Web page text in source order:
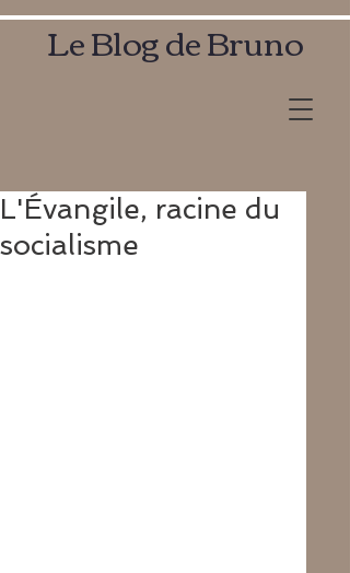
Le Blog de Bruno
L'Évangile, racine du
socialisme